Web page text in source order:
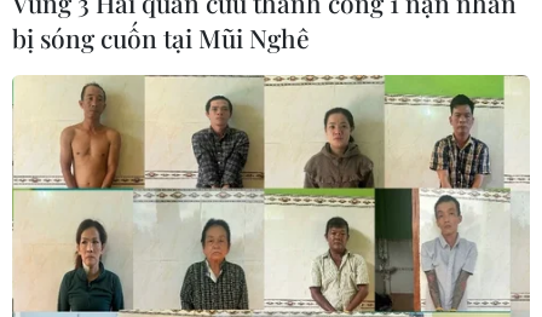
bị sóng cuốn tại Mũi Nghê